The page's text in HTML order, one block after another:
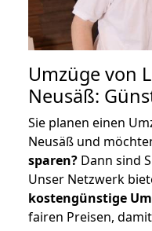
Umzüge von
Neusäß:
Sie planen einen
Neusäß und
sparen? Dann sind
Unser Netzwerk
kostengünstige
fairen Preisen,